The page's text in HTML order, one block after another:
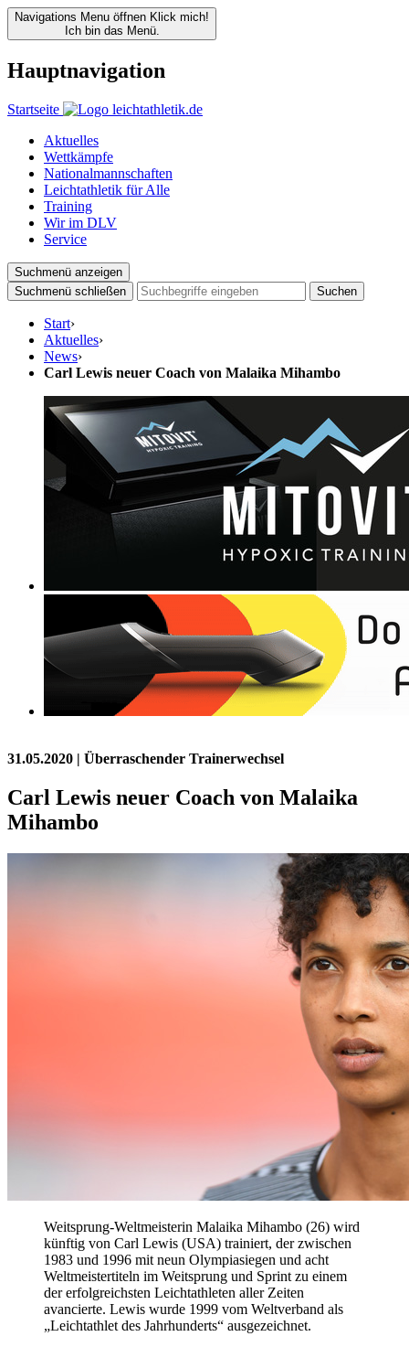
Navigations Menu öffnen Klick mich!
Ich bin das Menü.
Hauptnavigation
Startseite
Aktuelles
Wettkämpfe
Nationalmannschaften
Leichtathletik für Alle
Training
Wir im DLV
Service
Suchmenü anzeigen
Suchmenü schließen
Suchen
Start›
Aktuelles›
News›
Carl Lewis neuer Coach von Malaika Mihambo
31.05.2020 | Überraschender Trainerwechsel
Carl Lewis neuer Coach von Malaika
Mihambo
Weitsprung-Weltmeisterin Malaika Mihambo (26) wird
künftig von Carl Lewis (USA) trainiert, der zwischen
1983 und 1996 mit neun Olympiasiegen und acht
Weltmeistertiteln im Weitsprung und Sprint zu einem
der erfolgreichsten Leichtathleten aller Zeiten
avancierte. Lewis wurde 1999 vom Weltverband als
„Leichtathlet des Jahrhunderts“ ausgezeichnet.